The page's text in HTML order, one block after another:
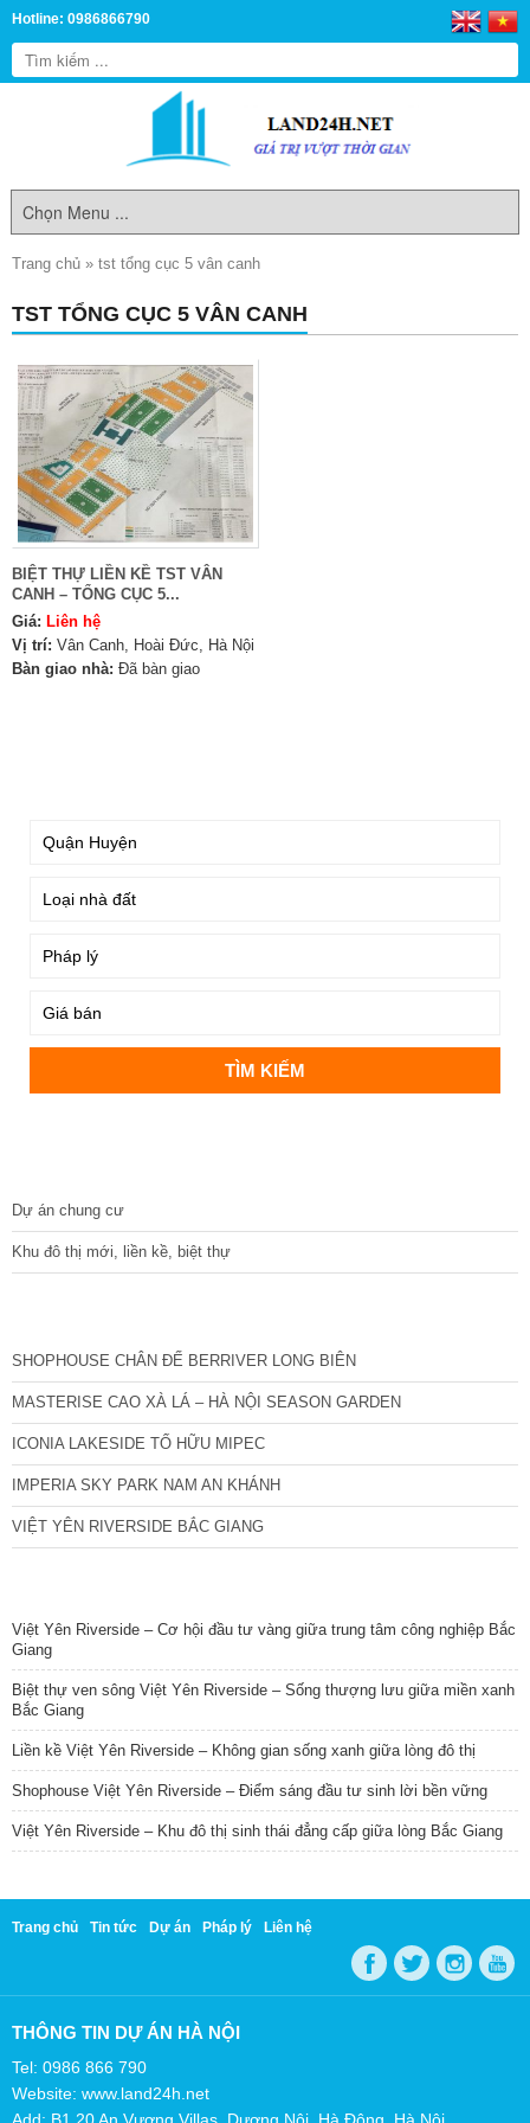
Hotline: 0986866790
Trang chủ » tst tổng cục 5 vân canh
TST TỔNG CỤC 5 VÂN CANH
BIỆT THỰ LIỀN KỀ TST VÂN
CANH – TỔNG CỤC 5...
Giá: Liên hệ
Vị trí: Vân Canh, Hoài Đức, Hà Nội
Bàn giao nhà: Đã bàn giao
Dự án chung cư
Khu đô thị mới, liền kề, biệt thự
SHOPHOUSE CHÂN ĐẾ BERRIVER LONG BIÊN
MASTERISE CAO XÀ LÁ – HÀ NỘI SEASON GARDEN
ICONIA LAKESIDE TỐ HỮU MIPEC
IMPERIA SKY PARK NAM AN KHÁNH
VIỆT YÊN RIVERSIDE BẮC GIANG
Việt Yên Riverside – Cơ hội đầu tư vàng giữa trung tâm công nghiệp Bắc
Giang
Biệt thự ven sông Việt Yên Riverside – Sống thượng lưu giữa miền xanh
Bắc Giang
Liền kề Việt Yên Riverside – Không gian sống xanh giữa lòng đô thị
Shophouse Việt Yên Riverside – Điểm sáng đầu tư sinh lời bền vững
Việt Yên Riverside – Khu đô thị sinh thái đẳng cấp giữa lòng Bắc Giang
Trang chủ Tin tức Dự án Pháp lý Liên hệ
THÔNG TIN DỰ ÁN HÀ NỘI
Tel: 0986 866 790
Website: www.land24h.net